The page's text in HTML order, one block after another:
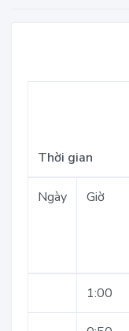
Thời gian
Ngày Giờ
1:00